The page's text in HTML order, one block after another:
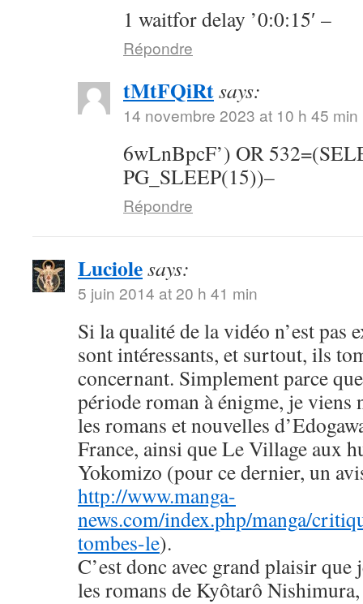
1 waitfor delay ’0:0:15′ –
Répondre
tMtFQiRtsays:
14 novembre 2023 at 10 h 45 min
6wLnBpcF’) OR
PG_SLEEP(15))–
Répondre
Luciolesays:
5 juin 2014 at 20 h 41 min
Si la qualité de la vidéo n’est pas
sont intéressants, et surtout, ils
concernant. Simplement parce
période roman à énigme, je viens
les romans et nouvelles
France, ainsi que Le Village aux
Yokomizo (pour ce dernier, un
http://www.manga-
news.com/index.php/manga/
tombes-le).
C’est donc avec grand plaisir que
les romans de Kyôtarô